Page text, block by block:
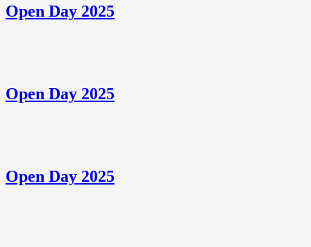
Open Day 2025
Open Day 2025
Open Day 2025